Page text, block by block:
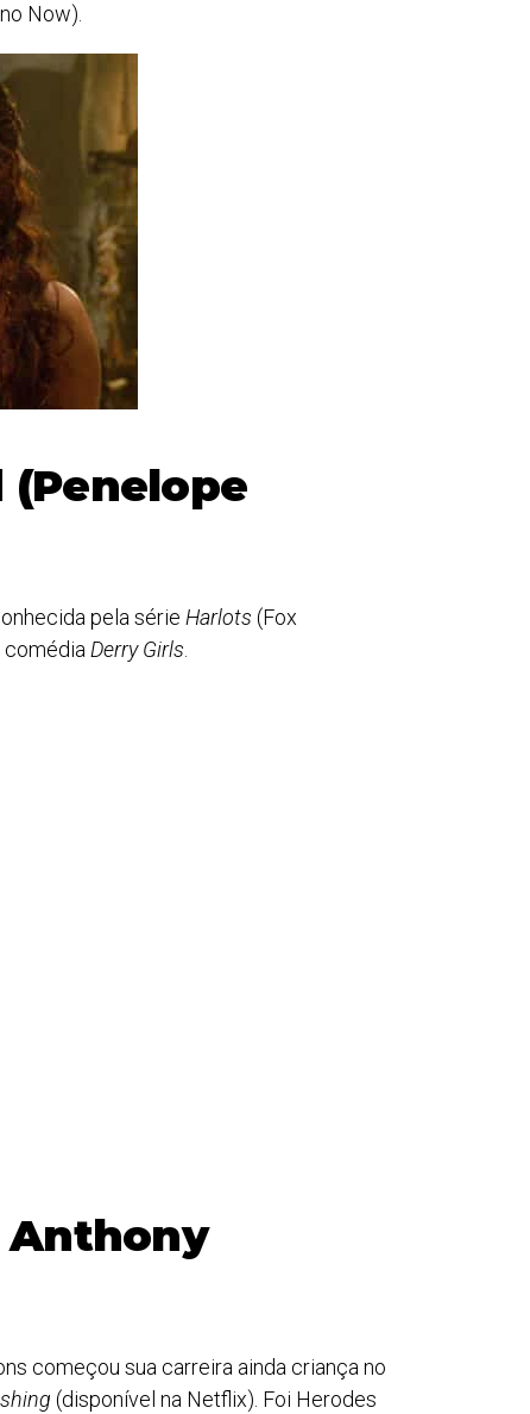
Now).
(Penelope
pela série Harlots (Fox
comédiaDerry Girls.
Anthony
começou sua carreira ainda criança no
(disponível na Netflix). Foi Herodes